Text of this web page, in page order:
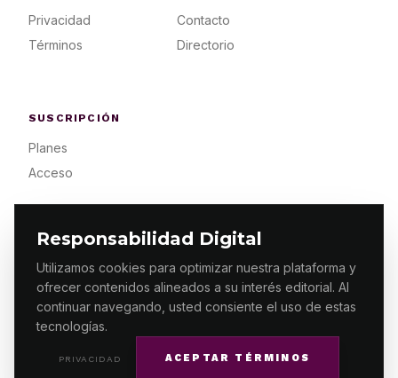
Responsabilidad Digital
Utilizamos cookies para optimizar nuestra plataforma y
ofrecer contenidos alineados a su interés editorial. Al
continuar navegando, usted consiente el uso de estas
tecnologías.
PRIVACIDAD ACEPTAR TÉRMINOS
Privacidad
Términos
Contacto
Directorio
SUSCRIPCIÓN
Planes
Acceso
© 2026 ES PRIMERA MX. ALGUNOS DERECHOS
RESERVADOS / DESIGNMAKING.MX